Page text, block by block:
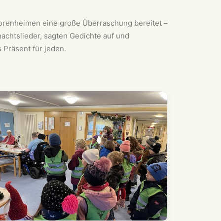
eine große Überraschung bereitet –
sagten Gedichte auf und
Präsent für jeden.